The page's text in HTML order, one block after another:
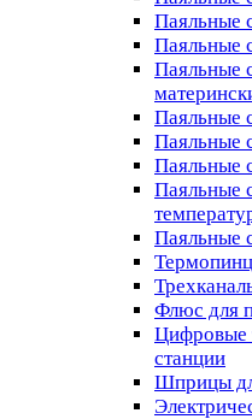
Паяльные
Паяльные
Паяльные
Паяльные
Паяльные
Паяльные
Паяльные
Паяльные
Флюс для
Цифровые
станции
Шприцы